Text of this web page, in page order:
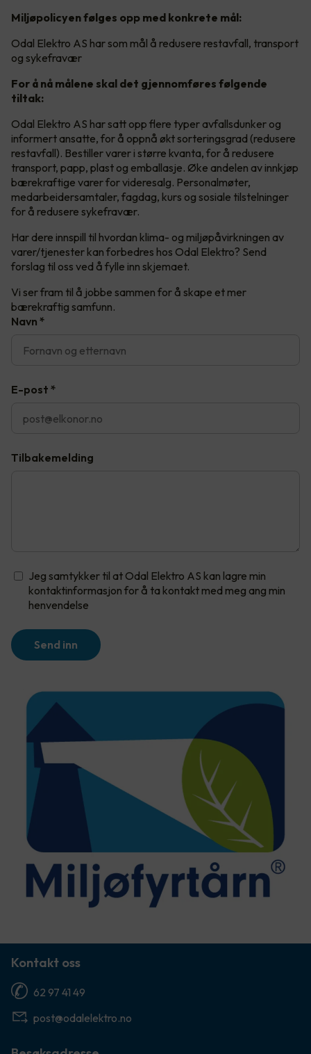
Miljøpolicyen følges opp med konkrete mål:
Odal Elektro AS har som mål å redusere restavfall, transport
og sykefravær
For å nå målene skal det gjennomføres følgende
tiltak:
Odal Elektro AS har satt opp flere typer avfallsdunker og
informert ansatte, for å oppnå økt sorteringsgrad (redusere
restavfall). Bestiller varer i større kvanta, for å redusere
transport, papp, plast og emballasje. Øke andelen av innkjøp
bærekraftige varer for videresalg. Personalmøter,
medarbeidersamtaler, fagdag, kurs og sosiale tilstelninger
for å redusere sykefravær.
Har dere innspill til hvordan klima- og miljøpåvirkningen av
varer/tjenester kan forbedres hos Odal Elektro? Send
forslag til oss ved å fylle inn skjemaet.
Vi ser fram til å jobbe sammen for å skape et mer
bærekraftig samfunn.
Navn *
E-post *
Tilbakemelding
Jeg samtykker til at Odal Elektro AS kan lagre min
kontaktinformasjon for å ta kontakt med meg ang min
henvendelse
Send inn
Kontakt oss
62 97 41 49
post@odalelektro.no